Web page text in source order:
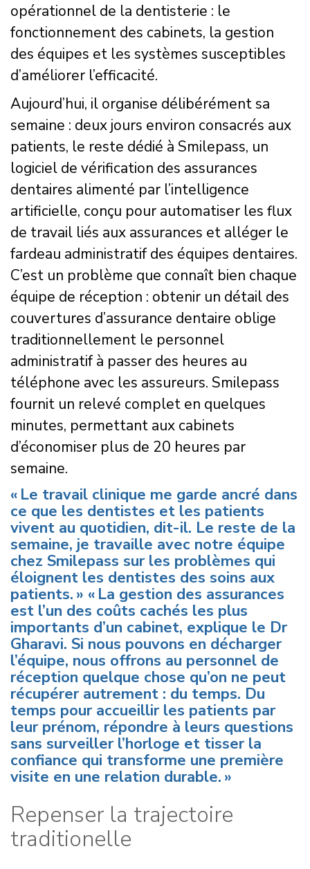
opérationnel de la dentisterie : le
fonctionnement des cabinets, la gestion
des équipes et les systèmes susceptibles
d’améliorer l’efficacité.
Aujourd’hui, il organise délibérément sa
semaine : deux jours environ consacrés aux
patients, le reste dédié à Smilepass, un
logiciel de vérification des assurances
dentaires alimenté par l’intelligence
artificielle, conçu pour automatiser les flux
de travail liés aux assurances et alléger le
fardeau administratif des équipes dentaires.
C’est un problème que connaît bien chaque
équipe de réception : obtenir un détail des
couvertures d’assurance dentaire oblige
traditionnellement le personnel
administratif à passer des heures au
téléphone avec les assureurs. Smilepass
fournit un relevé complet en quelques
minutes, permettant aux cabinets
d’économiser plus de 20 heures par
semaine.
« Le travail clinique me garde ancré dans
ce que les dentistes et les patients
vivent au quotidien, dit-il. Le reste de la
semaine, je travaille avec notre équipe
chez Smilepass sur les problèmes qui
éloignent les dentistes des soins aux
patients. » « La gestion des assurances
est l’un des coûts cachés les plus
importants d’un cabinet, explique le Dr
Gharavi. Si nous pouvons en décharger
l’équipe, nous offrons au personnel de
réception quelque chose qu’on ne peut
récupérer autrement : du temps. Du
temps pour accueillir les patients par
leur prénom, répondre à leurs questions
sans surveiller l’horloge et tisser la
confiance qui transforme une première
visite en une relation durable. »
Repenser la trajectoire
traditionelle